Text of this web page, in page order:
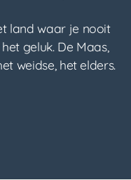
land waar je nooit
geluk. De Maas,
weidse, het elders.